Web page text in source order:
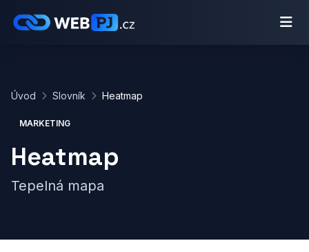
Úvod Slovník Heatmap
MARKETING
Heatmap
Tepelná mapa